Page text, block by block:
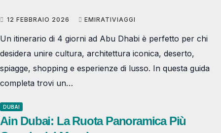
12 FEBBRAIO 2026 EMIRATIVIAGGI
Un itinerario di 4 giorni ad Abu Dhabi è perfetto per chi
desidera unire cultura, architettura iconica, deserto,
spiagge, shopping e esperienze di lusso. In questa guida
completa trovi un…
DUBAI
Ain Dubai: La Ruota Panoramica Più